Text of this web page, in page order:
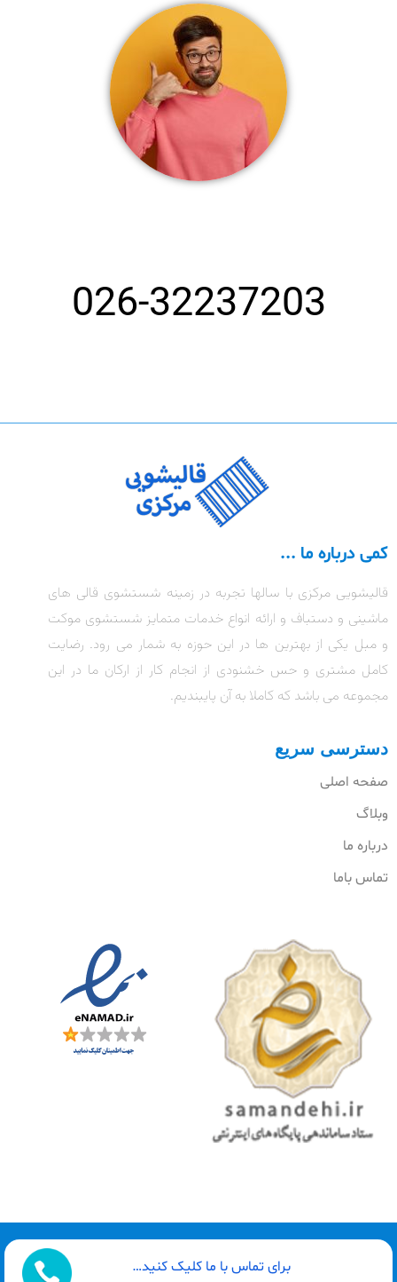
026-32237203
کمی درباره ما ...
قالیشویی مرکزی با سالها تجربه در زمینه شستشوی قالی های
ماشینی و دستباف و ارائه انواع خدمات متمایز شستشوی موکت
و مبل یکی از بهترین ها در این حوزه به شمار می رود. رضایت
کامل مشتری و حس خشنودی از انجام کار از ارکان ما در این
مجموعه می باشد که کاملا به آن پایبندیم.
دسترسی سریع
صفحه اصلی
وبلاگ
درباره ما
تماس باما
برای تماس با ما کلیک کنید…